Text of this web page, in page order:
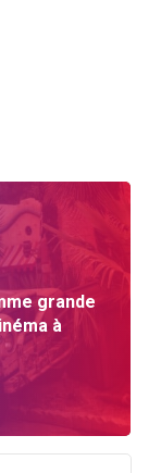
grande
à